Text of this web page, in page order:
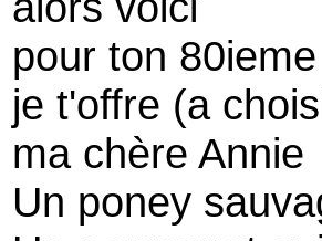
pour ton
je t'offre (a
ma chère Annie
Un poney